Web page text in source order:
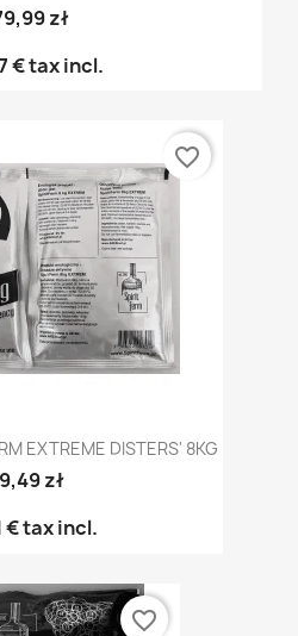
zł
€tax incl.
EXTREME DISTERS' 8KG
9,49 zł
€tax incl.
favorite_border
favorite_border